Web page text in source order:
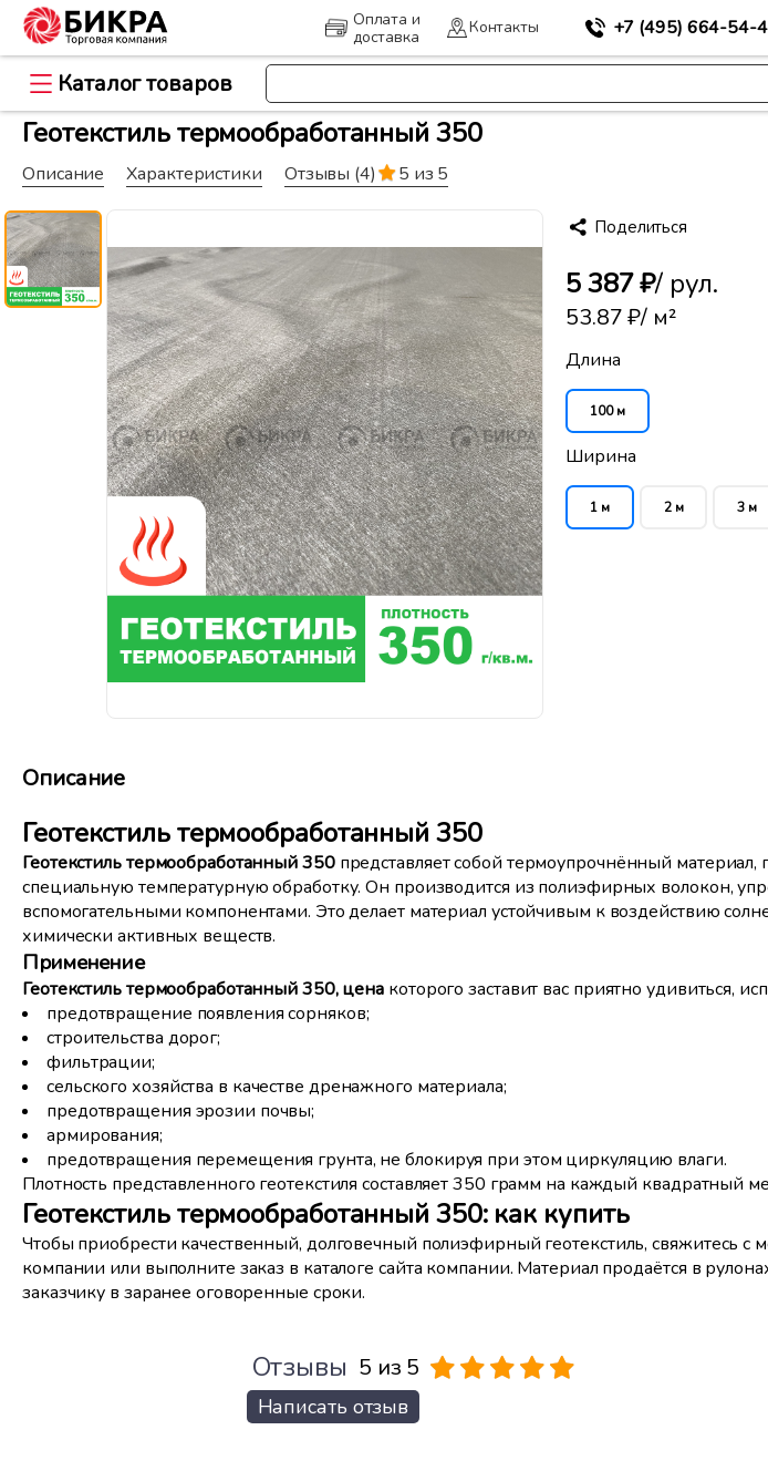
Оплата и
доставка
Контакты +7 (495) 664-54-
Каталог товаров
Геотекстиль термообработанный 350
Описание Характеристики Отзывы (4) 5 из 5
Поделиться
5 387 ₽/ рул.
53.87 ₽/ м²
Длина
100 м
Ширина
1 м 2 м 3 м
Описание
Геотекстиль термообработанный 350
Геотекстиль термообработанный 350 представляет собой термоупрочнённый
специальную температурную обработку. Он производится из полиэфирных волокон,
вспомогательными компонентами. Это делает материал устойчивым к воздействию
химически активных веществ.
Применение
Геотекстиль термообработанный 350, цена которого заставит вас приятно удивиться,
предотвращение появления сорняков;
строительства дорог;
фильтрации;
сельского хозяйства в качестве дренажного материала;
предотвращения эрозии почвы;
армирования;
предотвращения перемещения грунта, не блокируя при этом циркуляцию влаги.
Плотность представленного геотекстиля составляет 350 грамм на каждый квадратный
Геотекстиль термообработанный 350: как купить
Чтобы приобрести качественный, долговечный полиэфирный геотекстиль, свяжитесь
компании или выполните заказ в каталоге сайта компании. Материал продаётся в
заказчику в заранее оговоренные сроки.
Отзывы 5 из 5
Написать отзыв